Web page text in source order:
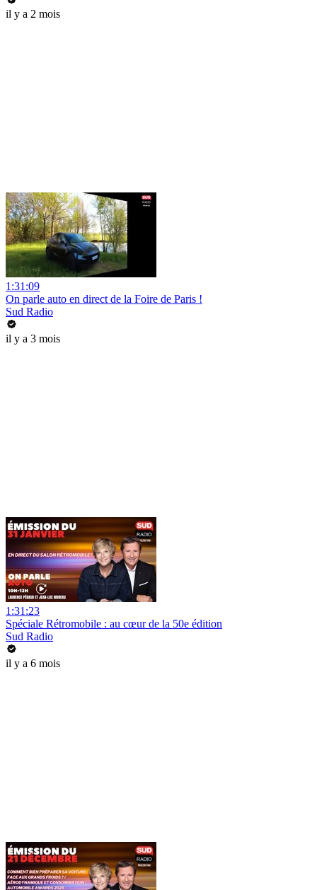
il y a 2 mois
1:31:09
On parle auto en direct de la Foire de Paris !
Sud Radio
il y a 3 mois
1:31:23
Spéciale Rétromobile : au cœur de la 50e édition
Sud Radio
il y a 6 mois